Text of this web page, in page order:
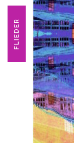
FLIEDER